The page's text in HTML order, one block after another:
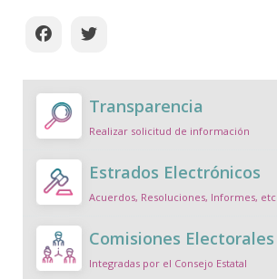
Transparencia
Realizar solicitud de información
Estrados Electrónicos
Acuerdos, Resoluciones, Informes, etc
Comisiones Electorales
Integradas por el Consejo Estatal